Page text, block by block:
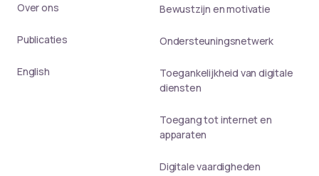
Over ons
Publicaties
English
Bewustzijn en motivatie
Ondersteuningsnetwerk
Toegankelijkheid van digitale
diensten
Toegang tot internet en
apparaten
Digitale vaardigheden